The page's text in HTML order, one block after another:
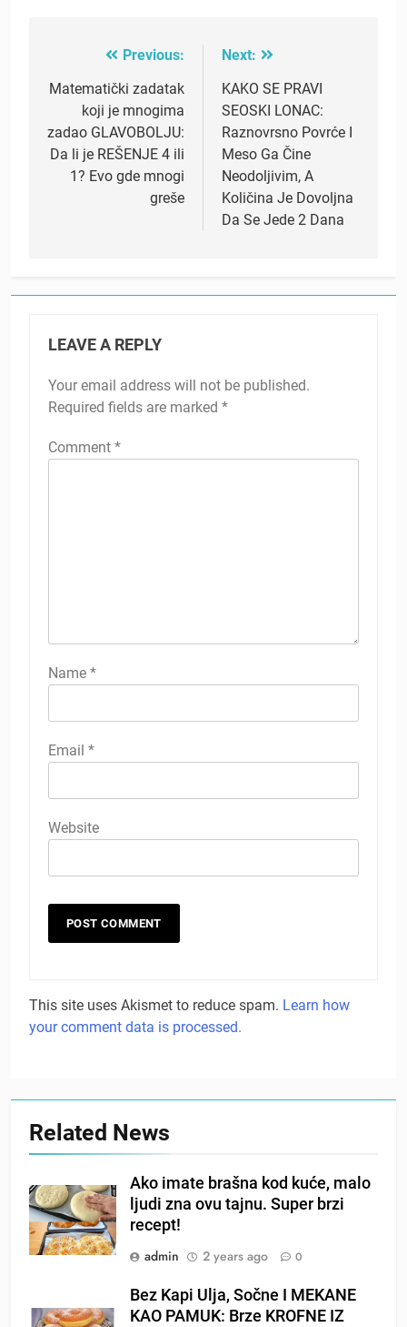
navigation
Previous:
Matematički zadatak
koji je mnogima
zadao GLAVOBOLJU:
Da li je REŠENJE 4 ili
1? Evo gde mnogi
greše
Next:
KAKO SE PRAVI
SEOSKI LONAC:
Raznovrsno Povrće I
Meso Ga Čine
Neodoljivim, A
Količina Je Dovoljna
Da Se Jede 2 Dana
LEAVE A REPLY
Your email address will not be published.
Required fields are marked *
Comment *
Name *
Email *
Website
This site uses Akismet to reduce spam. Learn how
your comment data is processed.
Related News
Ako imate brašna kod kuće, malo
ljudi zna ovu tajnu. Super brzi
recept!
admin
2 years ago 0
Bez Kapi Ulja, Sočne I MEKANE
KAO PAMUK: Brze KROFNE IZ